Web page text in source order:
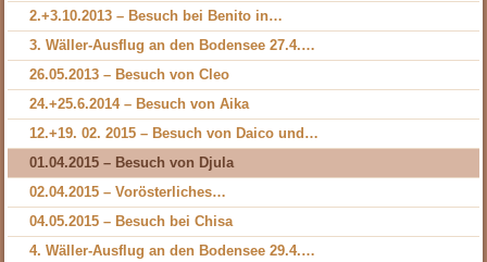
2.+3.10.2013 – Besuch bei Benito in…
3. Wäller-Ausflug an den Bodensee 27.4.…
26.05.2013 – Besuch von Cleo
24.+25.6.2014 – Besuch von Aika
12.+19. 02. 2015 – Besuch von Daico und…
01.04.2015 – Besuch von Djula
02.04.2015 – Vorösterliches…
04.05.2015 – Besuch bei Chisa
4. Wäller-Ausflug an den Bodensee 29.4.…